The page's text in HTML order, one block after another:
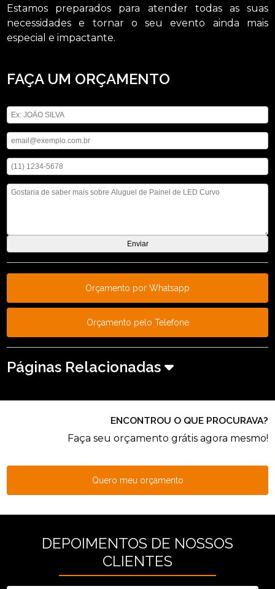
Estamos preparados para atender todas as suas
necessidades e tornar o seu evento ainda mais
especial e impactante.
FAÇA UM ORÇAMENTO
Orçamento por Whatsapp
Orçamento pelo Telefone
Páginas Relacionadas
ENCONTROU O QUE PROCURAVA?
Faça seu orçamento grátis agora mesmo!
Quero meu orçamento
DEPOIMENTOS DE NOSSOS
CLIENTES